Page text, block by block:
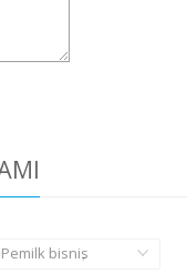
Pemilk bisnis
,